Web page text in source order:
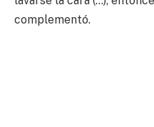
complementó.